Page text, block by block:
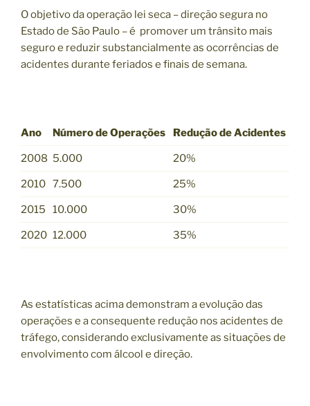
O objetivo da operação lei seca – direção segura no
Estado de São Paulo – é promover um trânsito mais
seguro e reduzir substancialmente as ocorrências de
acidentes durante feriados e finais de semana.
Ano Número de Operações Redução de Acidentes
2008 5.000 20%
2010 7.500 25%
2015 10.000 30%
2020 12.000 35%
As estatísticas acima demonstram a evolução das
operações e a consequente redução nos acidentes de
tráfego, considerando exclusivamente as situações de
envolvimento com álcool e direção.